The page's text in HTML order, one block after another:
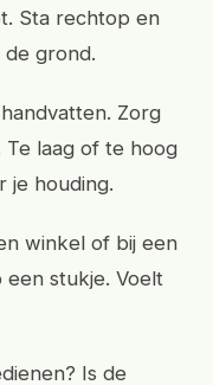
Sta rechtop en
grond.
Zorg
Te laag of te hoog
je houding.
winkel of bij een
stukje. Voelt
Is de